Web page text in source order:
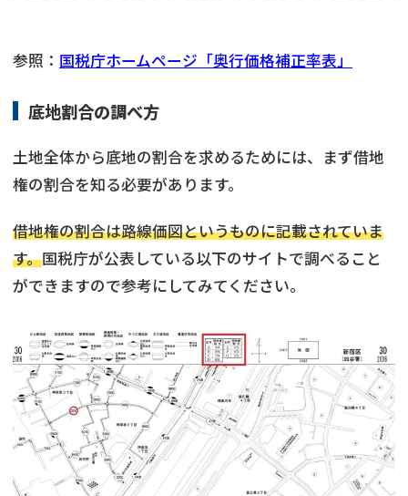
参照： 国税庁ホームページ「奥行価格補正率表」
底地割合の調べ方
土地全体から底地の割合を求めるためには、まず借地
権の割合を知る必要があります。
借地権の割合は路線価図というものに記載されていま
す。国税庁が公表している以下のサイトで調べること
ができますので参考にしてみてください。